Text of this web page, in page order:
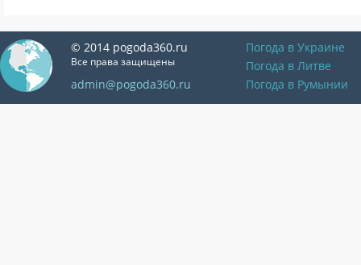
© 2014 pogoda360.ru
Все права защищены
admin@pogoda360.ru
Погода в Украине
Погода в Литве
Погода в Румынии